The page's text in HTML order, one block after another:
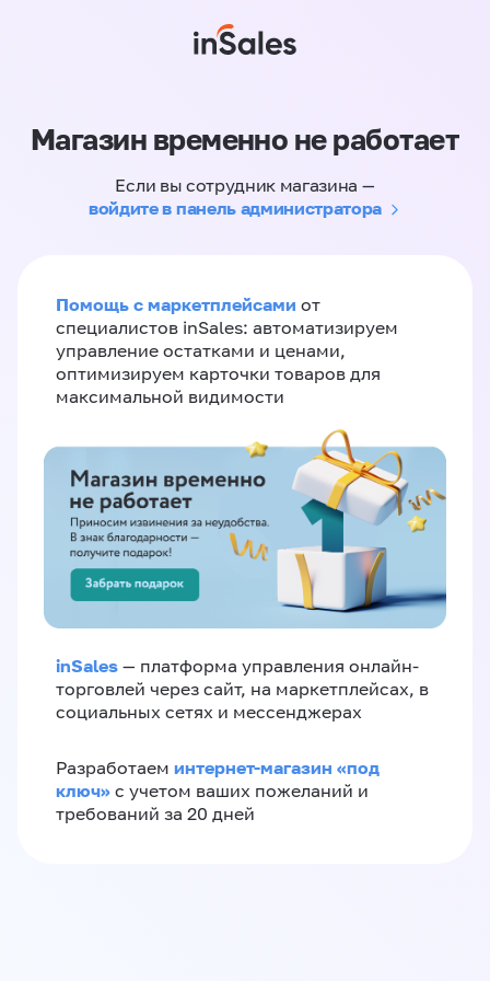
Магазин временно не работает
Если вы сотрудник магазина —
войдите в панель администратора
Помощь с маркетплейсами от
специалистов inSales: автоматизируем
управление остатками и ценами,
оптимизируем карточки товаров для
максимальной видимости
inSales — платформа управления онлайн-
торговлей через сайт, на маркетплейсах, в
социальных сетях и мессенджерах
Разработаем интернет-магазин «‎под
ключ»‎ с учетом ваших пожеланий и
требований за 20 дней